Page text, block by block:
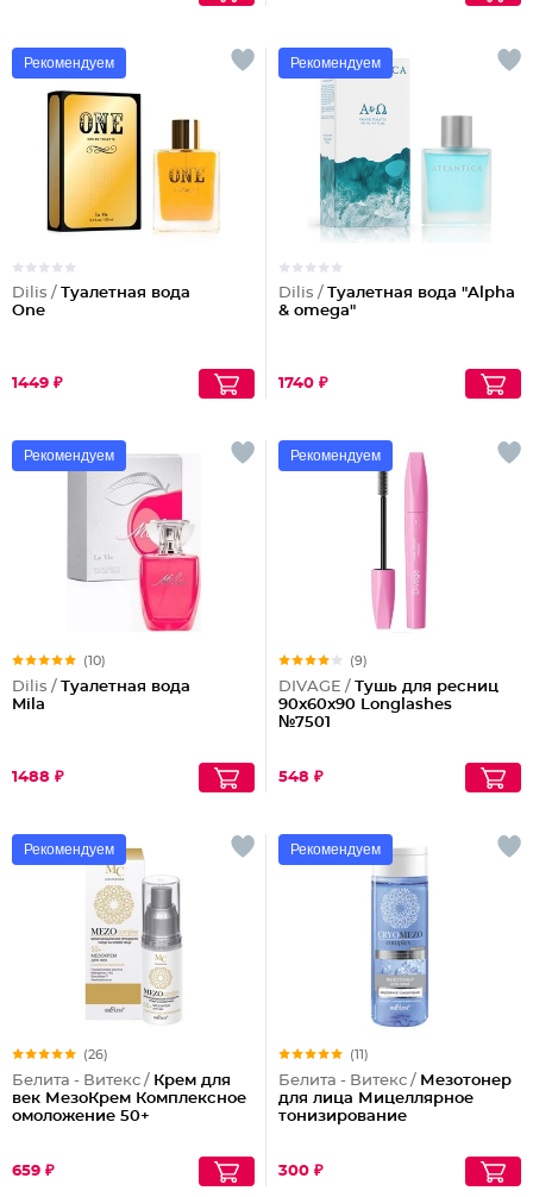
Рекомендуем
Dilis / Туалетная вода
One
1449 ₽
Рекомендуем
Dilis / Туалетная вода "Alpha
& omega"
1740 ₽
Рекомендуем
(10)
Dilis / Туалетная вода
Mila
1488 ₽
Рекомендуем
(9)
DIVAGE / Тушь для ресниц
90x60x90 Longlashes
№7501
548 ₽
Рекомендуем
(26)
Белита - Витекс / Крем для
век МезоКрем Комплексное
омоложение 50+
659 ₽
Рекомендуем
(11)
Белита - Витекс / Мезотонер
для лица Мицеллярное
тонизирование
300 ₽